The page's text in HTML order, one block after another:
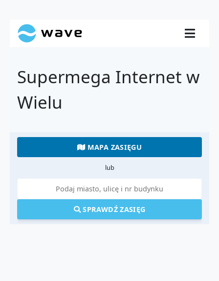
Supermega Internet w
Wielu
MAPA ZASIĘGU
lub
SPRAWDŹ ZASIĘG